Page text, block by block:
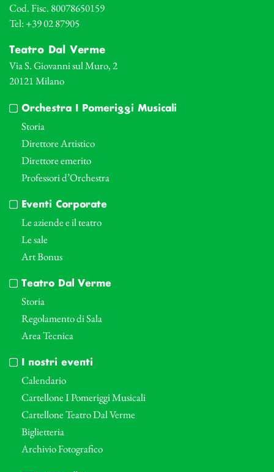
Cod. Fisc. 80078650159
Tel: +39 02 87905
Teatro Dal Verme
Via S. Giovanni sul Muro, 2
20121 Milano
Orchestra I Pomeriggi Musicali
Storia
Direttore Artistico
Direttore emerito
Professori d’Orchestra
Eventi Corporate
Le aziende e il teatro
Le sale
Art Bonus
Teatro Dal Verme
Storia
Regolamento di Sala
Area Tecnica
I nostri eventi
Calendario
Cartellone I Pomeriggi Musicali
Cartellone Teatro Dal Verme
Biglietteria
Archivio Fotografico